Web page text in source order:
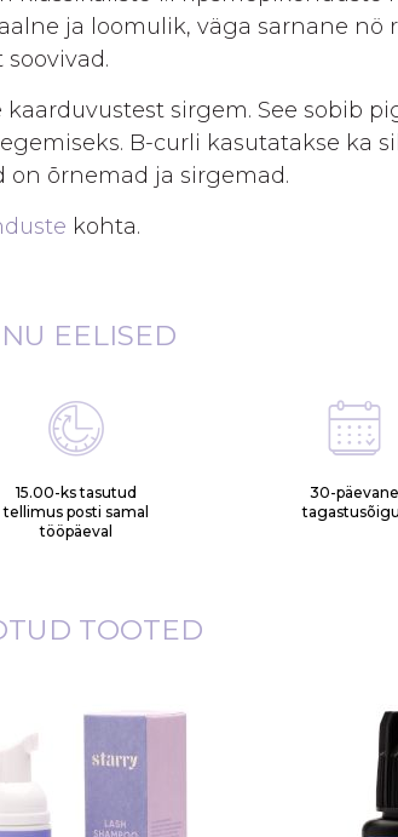
ja loomulik, väga sarnane nö
sirgem. See sobib
B-curli kasutatakse ka
on õrnemad ja sirgemad.
kohta.
EELISED
15.00-ks tasutud
tellimus posti samal
tööpäeval
30-päevane
TOOTED